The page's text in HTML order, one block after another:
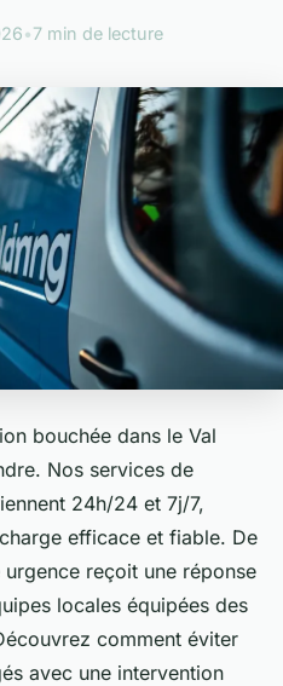
•7 min de lecture
bouchée dans le Val
Nos services de
24h/24 et 7j/7,
efficace et fiable. De
reçoit une réponse
locales équipées des
comment éviter
avec une intervention